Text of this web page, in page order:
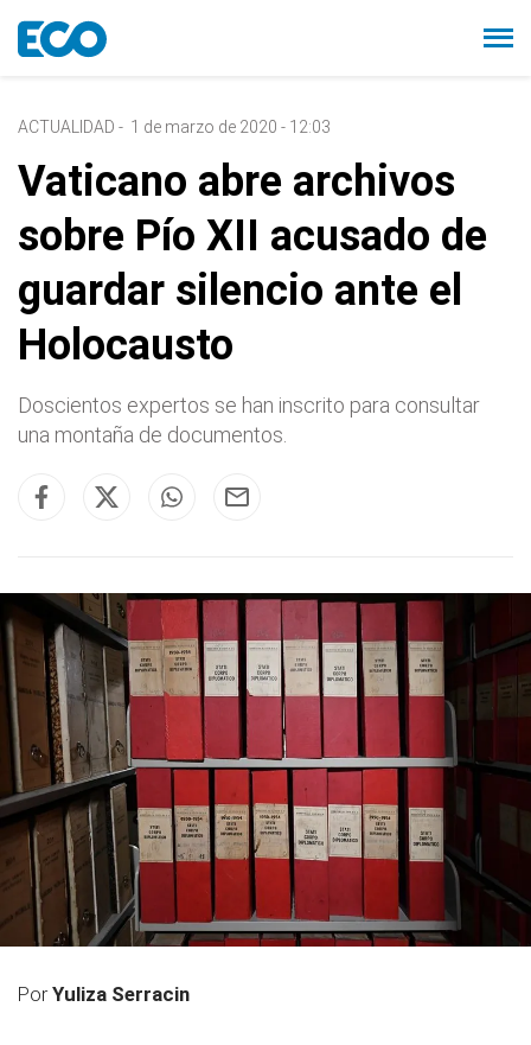
ACTUALIDAD - 1 de marzo de 2020 - 12:03
Vaticano abre archivos
sobre Pío XII acusado de
guardar silencio ante el
Holocausto
Doscientos expertos se han inscrito para consultar
una montaña de documentos.
PorYuliza Serracin